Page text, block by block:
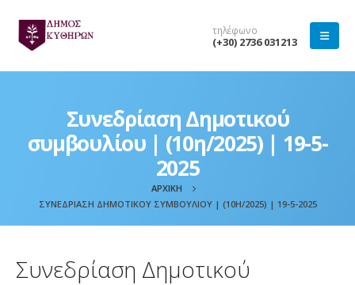
τηλέφωνο
(+30) 2736 031213
Συνεδρίαση Δημοτικού
συμβουλίου | (10η/2025) | 19-5-
2025
ΑΡΧΙΚΉ
ΣΥΝΕΔΡΊΑΣΗ ΔΗΜΟΤΙΚΟΎ ΣΥΜΒΟΥΛΊΟΥ | (10Η/2025) | 19-5-2025
Συνεδρίαση Δημοτικού